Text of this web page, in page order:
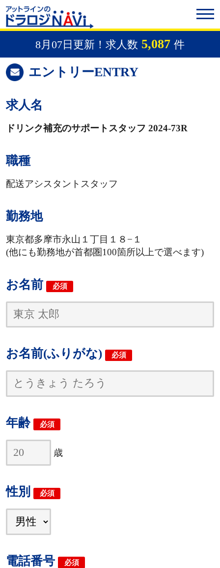
8月07日更新！求人数 5,087 件
エントリーENTRY
求人名
ドリンク補充のサポートスタッフ 2024-73R
職種
配送アシスタントスタッフ
勤務地
東京都多摩市永山１丁目１８−１
(他にも勤務地が首都圏100箇所以上で選べます)
お名前 必須
お名前(ふりがな) 必須
年齢 必須
歳
性別 必須
電話番号 必須